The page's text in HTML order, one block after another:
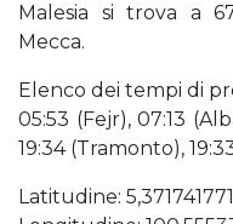
Malesia si trova a
Mecca.
Elenco dei tempi di
05:53 (Fejr), 07:13
19:34 (Tramonto),
Latitudine: